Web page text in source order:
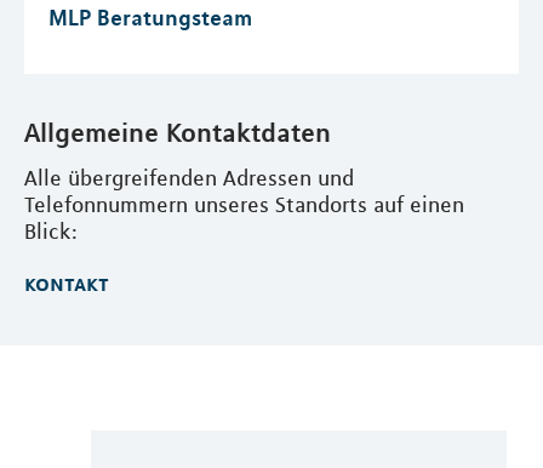
MLP Beratungsteam
Allgemeine Kontaktdaten
Alle übergreifenden Adressen und
Telefonnummern unseres Standorts auf einen
Blick:
kontakt